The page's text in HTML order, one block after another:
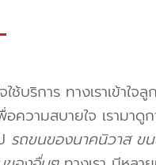
ช้บริการ ทางเราเข้าใ
ความสบายใจ เรามา
รถขนของนาคนิวาส